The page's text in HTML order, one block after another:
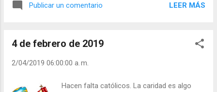
caminaréis por la senda de la verdad”. Si los
bien, una obra de caridad, serían caritativos
al hacer mal o ser indiferente, te haces mal.
Publicar un comentario LEER MÁS
4 de febrero de 2019
2/04/2019 06:00:00 a. m.
Hacen falta católicos. La caridad es algo